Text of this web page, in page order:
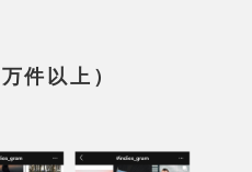
件以上）